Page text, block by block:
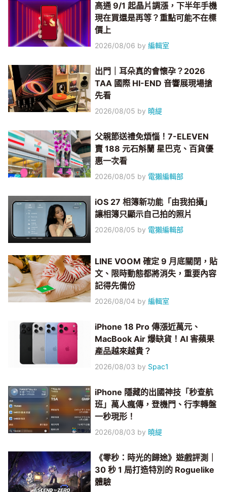
高通 9/1 起晶片調漲，下半年手機
現在買還是再等？重點可能不在標
價上
2026/08/06 by編輯室
出門｜耳朵真的會懷孕？2026
TAA 國際 HI-END 音響展現場搶
先看
2026/08/05 by 曉緹
父親節送禮免煩惱！7-ELEVEN
賣 188 元石斛蘭 星巴克、百貨優
惠一次看
2026/08/05 by 電獺編輯部
iOS 27 相簿新功能「由我拍攝」
讓相簿只顯示自己拍的照片
2026/08/05 by 電獺編輯部
LINE VOOM 確定 9 月底關閉，貼
文、限時動態都將消失，重要內容
記得先備份
2026/08/04 by編輯室
iPhone 18 Pro 傳漲近萬元、
MacBook Air 爆缺貨！AI 害蘋果
產品越來越貴？
2026/08/03 by Spac1
iPhone 隱藏的出國神技「秒查航
班」萬人瘋傳，登機門、行李轉盤
一秒現形！
2026/08/03 by 曉緹
《零秒：時光的歸途》遊戲評測｜
30 秒 1 局打造特別的 Roguelike
體驗